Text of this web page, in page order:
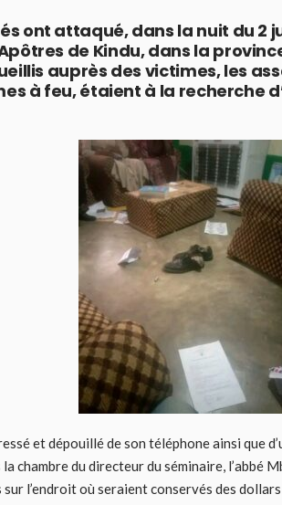
ont attaqué, dans la nuit du 2
de Kindu, dans la
auprès des victimes, les
à feu, étaient à la recherche
et dépouillé de son téléphone ainsi que
chambre du directeur du séminaire, l’abbé
l’endroit où seraient conservés des